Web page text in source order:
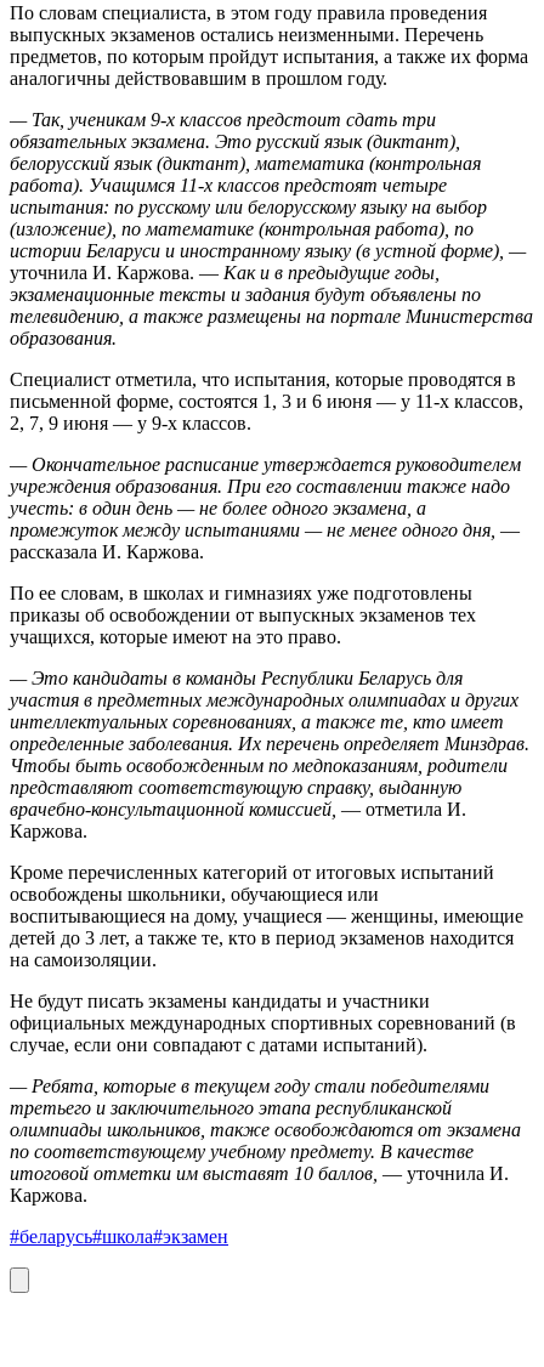
По словам специалиста, в этом году правила проведения
выпускных экзаменов остались неизменными. Перечень
предметов, по которым пройдут испытания, а также их форма
аналогичны действовавшим в прошлом году.
— Так, ученикам 9-х классов предстоит сдать три
обязательных экзамена. Это русский язык (диктант),
белорусский язык (диктант), математика (контрольная
работа). Учащимся 11-х классов предстоят четыре
испытания: по русскому или белорусскому языку на выбор
(изложение), по математике (контрольная работа), по
истории Беларуси и иностранному языку (в устной форме), —
уточнила И. Каржова. — Как и в предыдущие годы,
экзаменационные тексты и задания будут объявлены по
телевидению, а также размещены на портале Министерства
образования.
Специалист отметила, что испытания, которые проводятся в
письменной форме, состоятся 1, 3 и 6 июня — у 11-х классов,
2, 7, 9 июня — у 9-х классов.
— Окончательное расписание утверждается руководителем
учреждения образования. При его составлении также надо
учесть: в один день — не более одного экзамена, а
промежуток между испытаниями — не менее одного дня, —
рассказала И. Каржова.
По ее словам, в школах и гимназиях уже подготовлены
приказы об освобождении от выпускных экзаменов тех
учащихся, которые имеют на это право.
— Это кандидаты в команды Республики Беларусь для
участия в предметных международных олимпиадах и других
интеллектуальных соревнованиях, а также те, кто имеет
определенные заболевания. Их перечень определяет Минздрав.
Чтобы быть освобожденным по медпоказаниям, родители
представляют соответствующую справку, выданную
врачебно-консультационной комиссией, — отметила И.
Каржова.
Кроме перечисленных категорий от итоговых испытаний
освобождены школьники, обучающиеся или
воспитывающиеся на дому, учащиеся — женщины, имеющие
детей до 3 лет, а также те, кто в период экзаменов находится
на самоизоляции.
Не будут писать экзамены кандидаты и участники
официальных международных спортивных соревнований (в
случае, если они совпадают с датами испытаний).
— Ребята, которые в текущем году стали победителями
третьего и заключительного этапа республиканской
олимпиады школьников, также освобождаются от экзамена
по соответствующему учебному предмету. В качестве
итоговой отметки им выставят 10 баллов, — уточнила И.
Каржова.
#беларусь#школа#экзамен